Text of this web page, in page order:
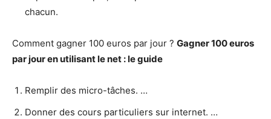
chacun.
Comment gagner 100 euros par jour ? Gagner 100 euros
par jouren utilisant le net : le guide
Remplir des micro-tâches. …
Donner des cours particuliers sur internet. …